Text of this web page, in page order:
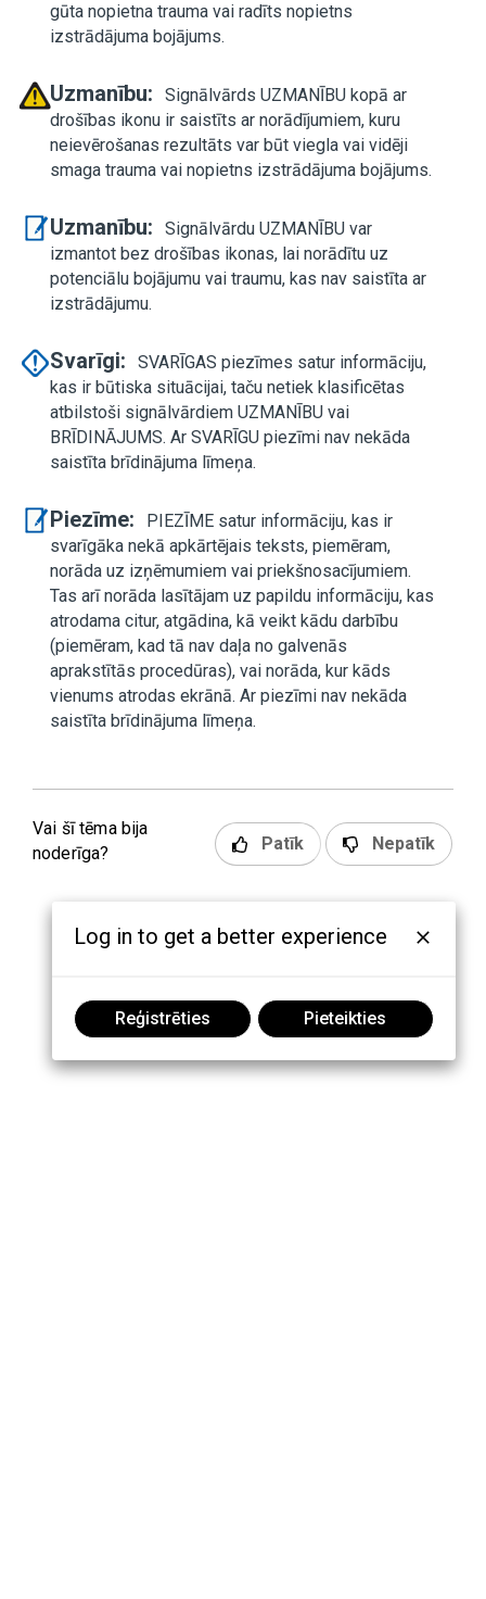
gūta nopietna trauma vai radīts nopietns
izstrādājuma bojājums.
Uzmanību:
Signālvārds UZMANĪBU kopā ar
drošības ikonu ir saistīts ar norādījumiem, kuru
neievērošanas rezultāts var būt viegla vai vidēji
smaga trauma vai nopietns izstrādājuma bojājums.
Uzmanību:
Signālvārdu UZMANĪBU var
izmantot bez drošības ikonas, lai norādītu uz
potenciālu bojājumu vai traumu, kas nav saistīta ar
izstrādājumu.
Svarīgi:
SVARĪGAS piezīmes satur informāciju,
kas ir būtiska situācijai, taču netiek klasificētas
atbilstoši signālvārdiem UZMANĪBU vai
BRĪDINĀJUMS. Ar SVARĪGU piezīmi nav nekāda
saistīta brīdinājuma līmeņa.
Piezīme:
PIEZĪME satur informāciju, kas ir
svarīgāka nekā apkārtējais teksts, piemēram,
norāda uz izņēmumiem vai priekšnosacījumiem.
Tas arī norāda lasītājam uz papildu informāciju, kas
atrodama citur, atgādina, kā veikt kādu darbību
(piemēram, kad tā nav daļa no galvenās
aprakstītās procedūras), vai norāda, kur kāds
vienums atrodas ekrānā. Ar piezīmi nav nekāda
saistīta brīdinājuma līmeņa.
Vai šī tēma bija
noderīga?
Patīk Nepatīk
Log in to get a better experience
Reģistrēties Pieteikties